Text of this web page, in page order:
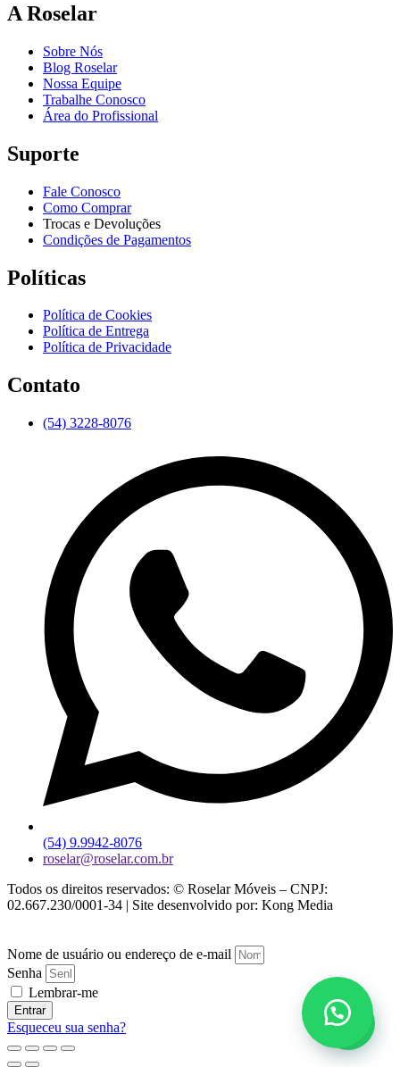
A Roselar
Sobre Nós
Blog Roselar
Nossa Equipe
Trabalhe Conosco
Área do Profissional
Suporte
Fale Conosco
Como Comprar
Trocas e Devoluções
Condições de Pagamentos
Políticas
Política de Cookies
Política de Entrega
Política de Privacidade
Contato
(54) 3228-8076
(54) 9.9942-8076
roselar@roselar.com.br
Todos os direitos reservados: © Roselar Móveis – CNPJ:
02.667.230/0001-34 | Site desenvolvido por: Kong Media
Nome de usuário ou endereço de e-mail
Senha
Lembrar-me
Entrar
Esqueceu sua senha?